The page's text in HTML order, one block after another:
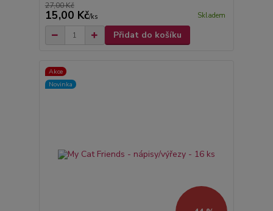
27,00 Kč
15,00 Kč/ks Skladem
Přidat do košíku
Akce
Novinka